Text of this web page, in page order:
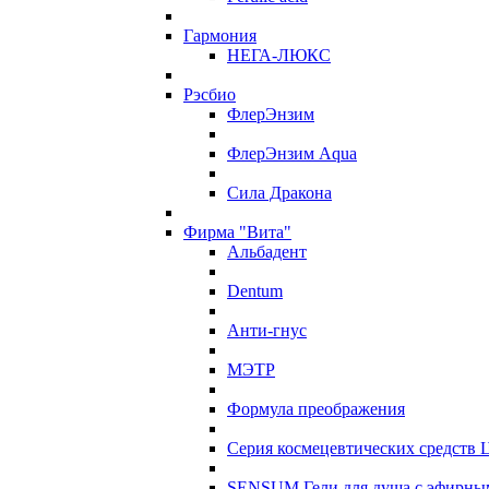
Гармония
НЕГА-ЛЮКС
Рэсбио
ФлерЭнзим
ФлерЭнзим Aqua
Сила Дракона
Фирма "Вита"
Альбадент
Dentum
Анти-гнус
МЭТР
Формула преображения
Серия космецевтических средств